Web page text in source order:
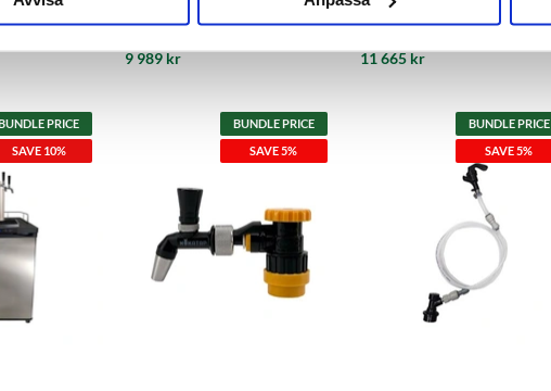
9 989 kr 11 665 kr
PRICE
SAVE 10%
BUNDLE PRICE
SAVE 5%
BUNDLE PRICE
SAVE 5%